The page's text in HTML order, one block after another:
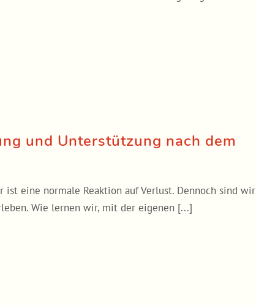
und Unterstützung nach dem
ist eine normale Reaktion auf Verlust. Dennoch sind wir
Wie lernen wir, mit der eigenen [...]